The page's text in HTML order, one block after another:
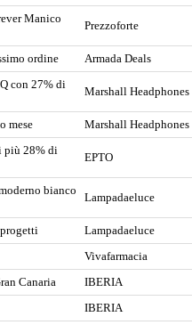
Manico
Prezzoforte
ordine
Armada Deals
con 27% di
Marshall Headphones
mese
Marshall Headphones
più 28% di
EPTO
bianco
Lampadaeluce
Lampadaeluce
Vivafarmacia
Canaria
IBERIA
IBERIA